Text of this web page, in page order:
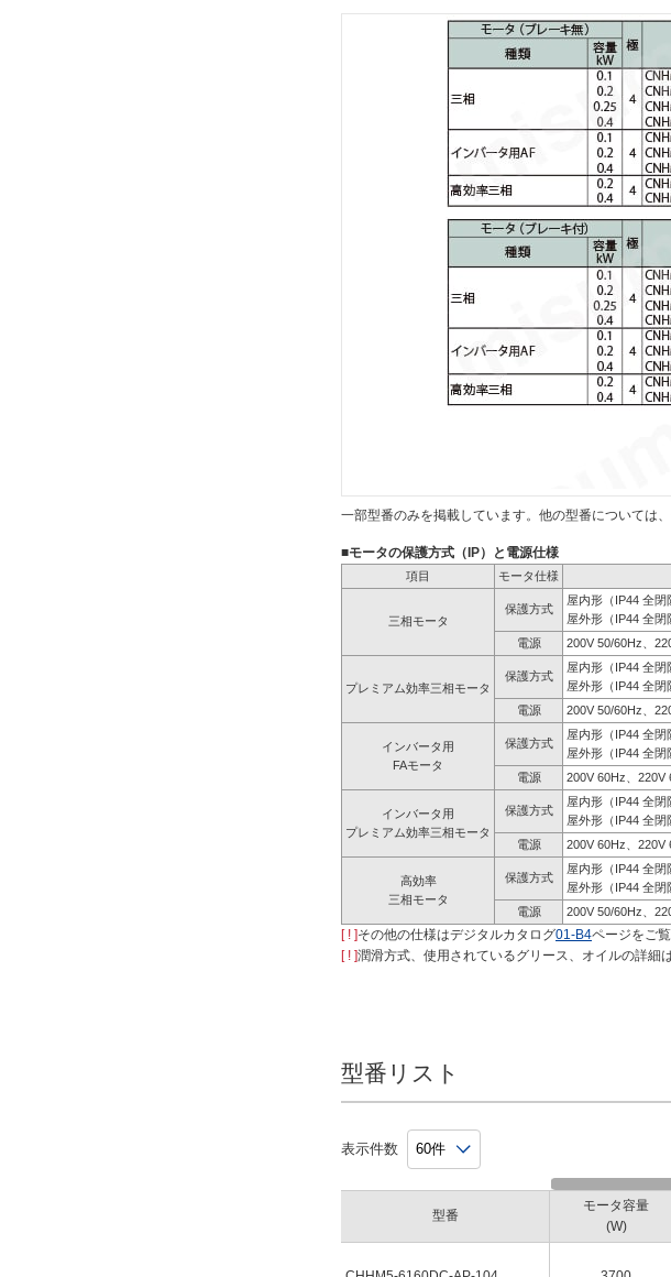
一部型番のみを掲載しています。他の型番については
■モータの保護方式（IP）と電源仕様
項目 モータ仕様
三相モータ
保護方式
屋内形（IP44 全
屋外形（IP44 全閉
電源
200V 50/60Hz、
プレミアム効率三相モータ
保護方式
屋内形（IP44 全
屋外形（IP44 全閉
電源
200V 50/60Hz、
インバータ用
FAモータ
保護方式
屋内形（IP44 全
屋外形（IP44 全閉
電源
200V 60Hz、220V
インバータ用
プレミアム効率三相モータ
保護方式
屋内形（IP44 全
屋外形（IP44 全閉
電源
200V 60Hz、220V
高効率
三相モータ
保護方式
屋内形（IP44 全
屋外形（IP44 全閉
電源
200V 50/60Hz、
[ ! ]その他の仕様はデジタルカタログ01-B4ページをご覧
[ ! ]潤滑方式、使用されているグリース、オイルの詳細
型番リスト
表示件数
型番
モータ容量
(W)